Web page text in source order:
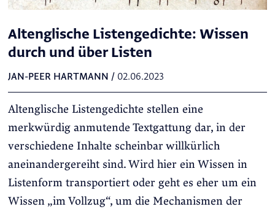
Altenglische Listengedichte: Wissen
durch und über Listen
JAN-PEER HARTMANN / 02.06.2023
Altenglische Listengedichte stellen eine
merkwürdig anmutende Textgattung dar, in der
verschiedene Inhalte scheinbar willkürlich
aneinandergereiht sind. Wird hier ein Wissen in
Listenform transportiert oder geht es eher um ein
Wissen „im Vollzug“, um die Mechanismen der